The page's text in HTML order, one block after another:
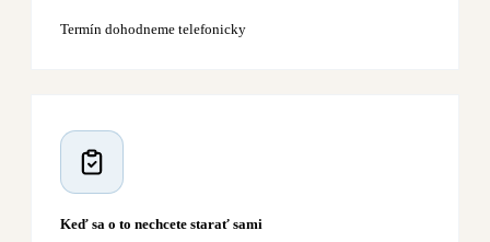
Termín dohodneme telefonicky
Keď sa o to nechcete starať sami